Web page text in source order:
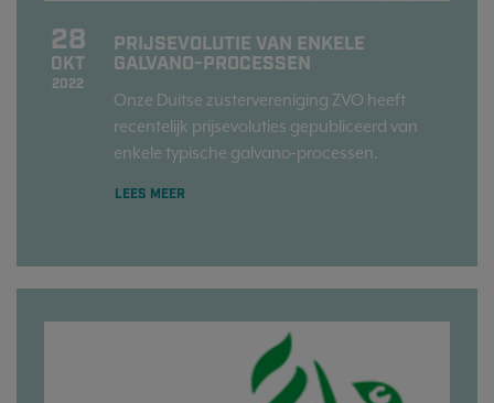
28
OKT
2022
PRIJSEVOLUTIE VAN ENKELE
GALVANO-PROCESSEN
Onze Duitse zustervereniging ZVO heeft
recentelijk prijsevoluties gepubliceerd van
enkele typische galvano-processen.
LEES MEER